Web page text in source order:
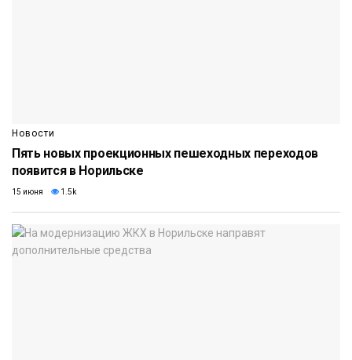
Новости
Пять новых проекционных пешеходных переходов
появится в Норильске
15 июня 1.5k